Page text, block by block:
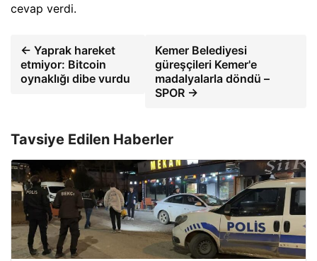
cevap verdi.
← Yaprak hareket
etmiyor: Bitcoin
oynaklığı dibe vurdu
Kemer Belediyesi
güreşçileri Kemer'e
madalyalarla döndü –
SPOR →
Tavsiye Edilen Haberler